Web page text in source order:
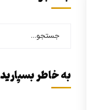
به خاطر بسپارید